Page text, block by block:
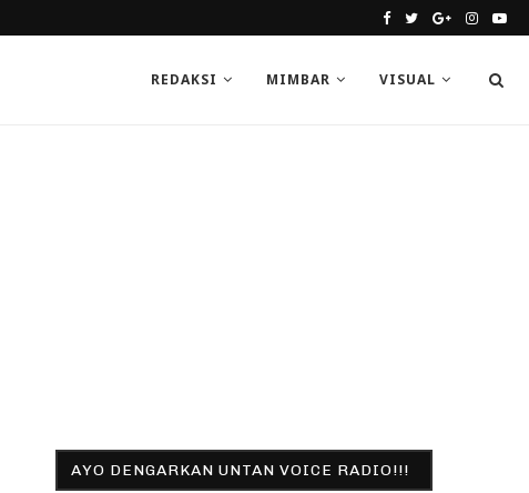
REDAKSI MIMBAR VISUAL
AYO DENGARKAN UNTAN VOICE RADIO!!!